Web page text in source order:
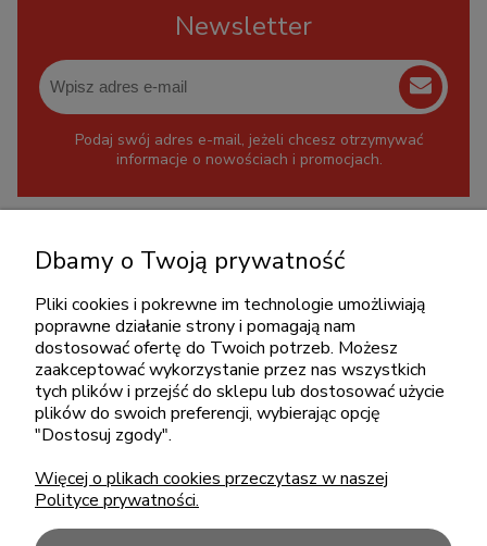
Newsletter
Podaj swój adres e-mail, jeżeli chcesz otrzymywać
informacje o nowościach i promocjach.
+48 717345566
pon.-piąt.: 08:00-16:00
sklep@cebit.pl
ZAKUPY
POMOC
Dbamy o Twoją prywatność
Pliki cookies i pokrewne im technologie umożliwiają
poprawne działanie strony i pomagają nam
dostosować ofertę do Twoich potrzeb. Możesz
zaakceptować wykorzystanie przez nas wszystkich
tych plików i przejść do sklepu lub dostosować użycie
plików do swoich preferencji, wybierając opcję
"Dostosuj zgody".
Więcej o plikach cookies przeczytasz w naszej
Polityce prywatności.